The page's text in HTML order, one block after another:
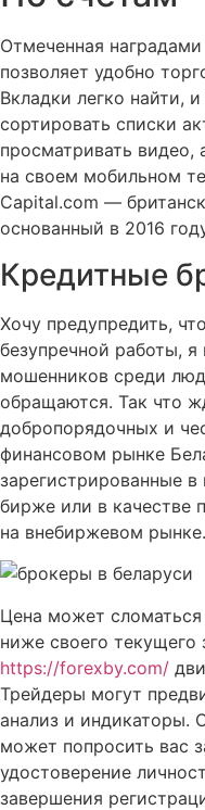
Отмеченная
позволяет удобно
Вкладки легко найти,
сортировать списки
просматривать видео,
на своем мобильном
Capital.com —
основанный в 2016
Кредитные
Хочу предупредить,
безупречной работы, я
мошенников среди
обращаются. Так что
добропорядочных и
финансовом рынке
зарегистрированные в
бирже или в качестве
на внебиржевом рынке.
Цена может
ниже своего
https://forexby.com/
Трейдеры могут
анализ и индикаторы.
может попросить вас
удостоверение
завершения